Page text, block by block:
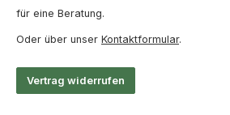
für eine Beratung.
Oder über unser Kontaktformular.
Vertrag widerrufen